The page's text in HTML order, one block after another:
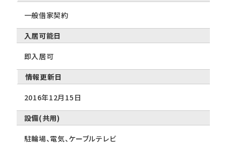
一般借家契約
入居可能日
即入居可
情報更新日
2016年12月15日
設備(共用)
駐輪場、電気、ケーブルテレビ